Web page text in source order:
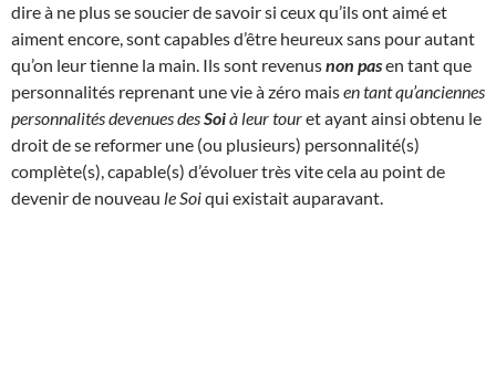
dire à ne plus se soucier de savoir si ceux qu’ils ont aimé et
aiment encore, sont capables d’être heureux sans pour autant
qu’on leur tienne la main. Ils sont revenusnon pasen tant que
personnalités reprenant une vie à zéro maisen tant qu’anciennes
personnalités devenues desSoià leur touret ayant ainsi obtenu le
droit de se reformer une (ou plusieurs) personnalité(s)
complète(s), capable(s) d’évoluer très vite cela au point de
devenir de nouveau le Soiqui existait auparavant.